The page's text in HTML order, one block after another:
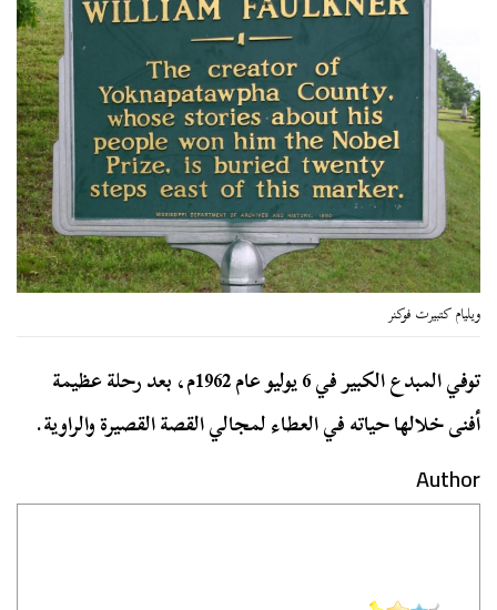
ويليام كتبيرت فوكنر
توفي المبدع الكبير في 6 يوليو عام 1962م، بعد رحلة عظيمة
أفنى خلالها حياته في العطاء لمجالي القصة القصيرة والراوية.
Author